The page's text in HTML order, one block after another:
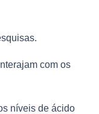
com os
níveis de ácido